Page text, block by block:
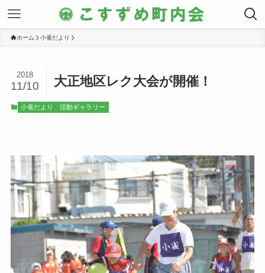
ホーム 小雀だより
大正地区レク大会が開催！
2018
11/10
小雀だより 活動ギャラリー